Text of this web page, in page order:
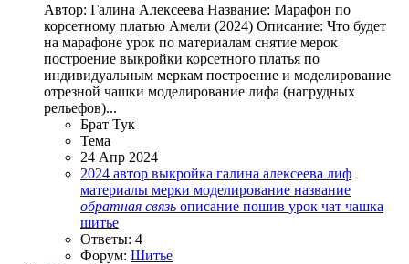
Автор: Галина Алексеева Название: Марафон по
корсетному платью Амели (2024) Описание: Что будет
на марафоне урок по материалам снятие мерок
построение выкройки корсетного платья по
индивидуальным меркам построение и моделирование
отрезной чашки моделирование лифа (нагрудных
рельефов)...
Брат Тук
Тема
24 Апр 2024
2024 автор выкройка галина алексеева лиф
материалы мерки моделирование название
обратная связь описание пошив урок чат чашка
шитье
Ответы: 4
Форум: Шитье